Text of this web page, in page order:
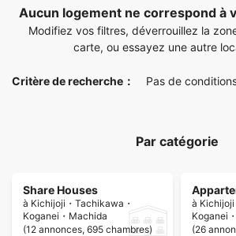
Aucun logement ne correspond à
Modifiez vos filtres, déverrouillez la
carte, ou essayez une autre
Critère de recherche： Pas de
Par catégorie
Share Houses
à Kichijoji・Tachikawa・
Koganei・Machida
(12 annonces, 695 chambres)
à Kichijoji
Koganei
(26